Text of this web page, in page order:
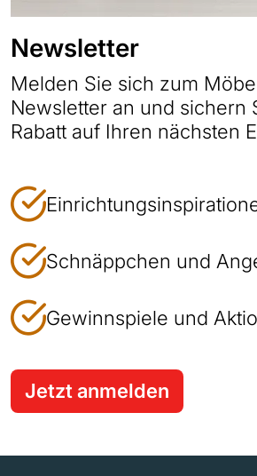
Newsletter
Melden Sie sich zum
Newsletter an und sichern
Rabatt auf Ihren nächsten
Schnäppchen und
Gewinnspiele und
Jetzt anmelden